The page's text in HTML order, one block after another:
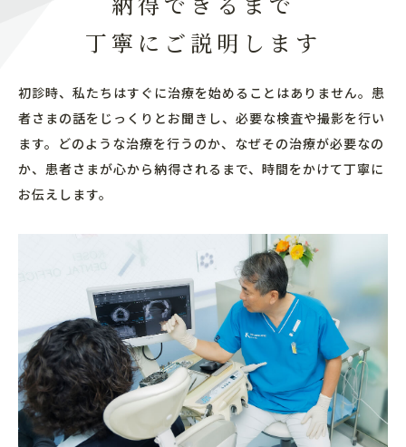
丁寧にご説明します
初診時、私たちはすぐに治療を始めることはありません。患
者さまの話をじっくりとお聞きし、必要な検査や撮影を行い
ます。どのような治療を行うのか、なぜその治療が必要なの
か、患者さまが心から納得されるまで、時間をかけて丁寧に
お伝えします。